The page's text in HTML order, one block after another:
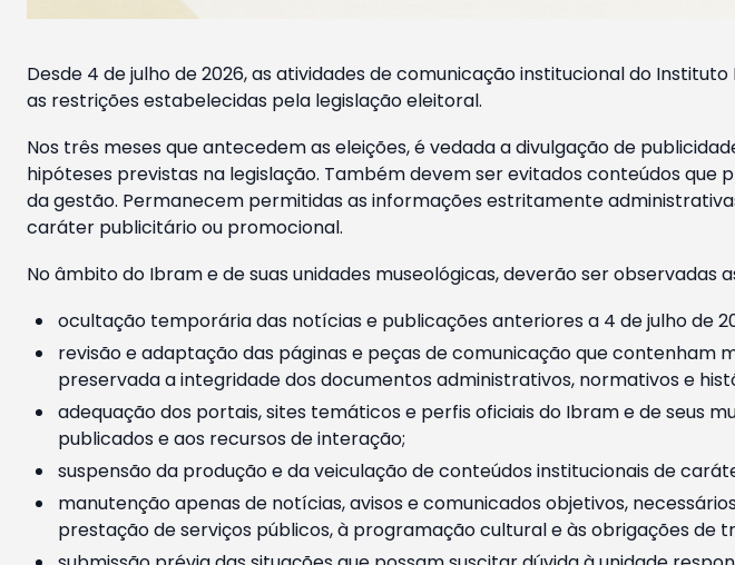
Desde 4 de julho de 2026, as atividades de comunicação institucional do
as restrições estabelecidas pela legislação eleitoral.
Nos três meses que antecedem as eleições, é vedada a divulgação de
hipóteses previstas na legislação. Também devem ser evitados conteúdos
da gestão. Permanecem permitidas as informações estritamente
caráter publicitário ou promocional.
No âmbito do Ibram e de suas unidades museológicas, deverão ser observadas
ocultação temporária das notícias e publicações anteriores a 4 de julho de
revisão e adaptação das páginas e peças de comunicação que contenham
preservada a integridade dos documentos administrativos, normativos e
adequação dos portais, sites temáticos e perfis oficiais do Ibram e de seus
publicados e aos recursos de interação;
suspensão da produção e da veiculação de conteúdos institucionais de
manutenção apenas de notícias, avisos e comunicados objetivos,
prestação de serviços públicos, à programação cultural e às obrigações de